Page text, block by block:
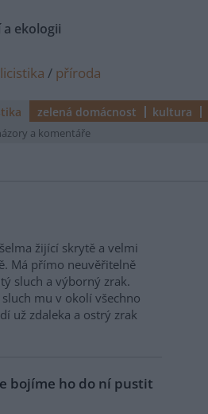
ekologii
/ příroda
zelená domácnost kultura
a komentáře
žijící skrytě a velmi
Má přímo neuvěřitelně
sluch a výborný zrak.
mu v okolí všechno
už zdaleka a ostrý zrak
bojíme ho do ní pustit